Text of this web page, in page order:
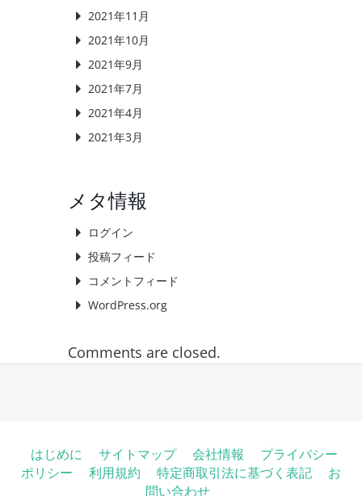
2021年11月
2021年10月
2021年9月
2021年7月
2021年4月
2021年3月
メタ情報
ログイン
投稿フィード
コメントフィード
WordPress.org
Comments are closed.
はじめに サイトマップ 会社情報
プライバシー
ポリシー
利用規約 特定商取引法に基づく表記
お
問い合わせ